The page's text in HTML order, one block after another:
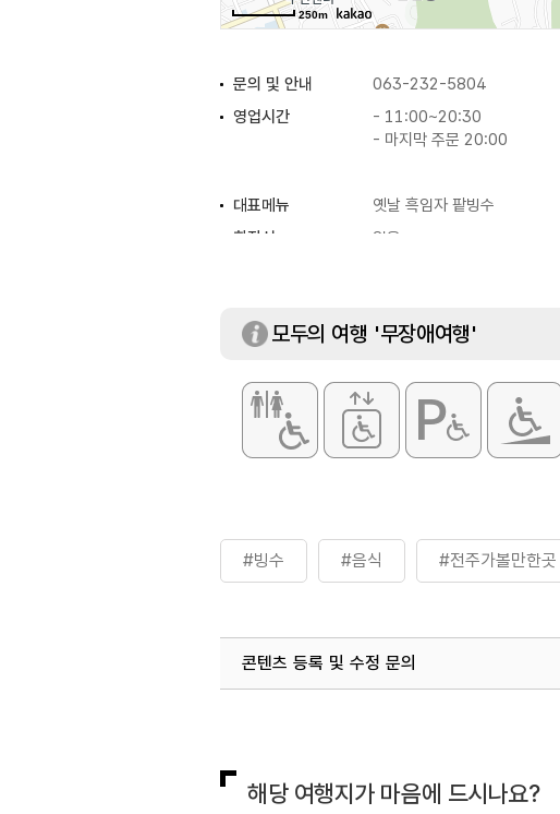
250m
문의 및 안내 063-232-5804
영업시간
- 11:00~20:30
- 마지막 주문 20:00
대표메뉴
옛날 흑임자 팥빙수
화장실
있음
모두의 여행 '무장애여행'
#빙수 #음식 #전주가볼만한곳
콘텐츠 등록 및 수정 문의
해당 여행지가 마음에 드시나요?